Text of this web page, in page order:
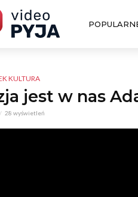
KULTURA
jest w nas
28 wyświetleń